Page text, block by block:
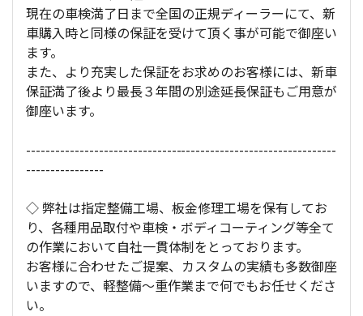
現在の車検満了日まで全国の正規ディーラーにて、新
車購入時と同様の保証を受けて頂く事が可能で御座い
ます。
また、より充実した保証をお求めのお客様には、新車
保証満了後より最長３年間の別途延長保証もご用意が
御座います。
----------------------------------------------------------------
----------------
◇ 弊社は指定整備工場、板金修理工場を保有してお
り、各種用品取付や車検・ボディコーティング等全て
の作業において自社一貫体制をとっております。
お客様に合わせたご提案、カスタムの実績も多数御座
いますので、軽整備～重作業まで何でもお任せくださ
い。